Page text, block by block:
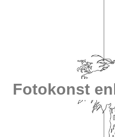
Fotokonst